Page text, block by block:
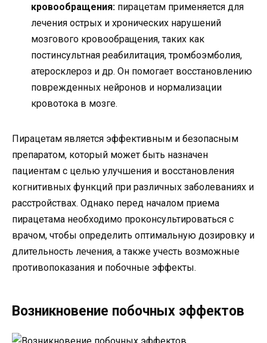
кровообращения: пирацетам применяется для
лечения острых и хронических нарушений
мозгового кровообращения, таких как
постинсультная реабилитация, тромбоэмболия,
атеросклероз и др. Он помогает восстановлению
поврежденных нейронов и нормализации
кровотока в мозге.
Пирацетам является эффективным и безопасным
препаратом, который может быть назначен
пациентам с целью улучшения и восстановления
когнитивных функций при различных заболеваниях и
расстройствах. Однако перед началом приема
пирацетама необходимо проконсультироваться с
врачом, чтобы определить оптимальную дозировку и
длительность лечения, а также учесть возможные
противопоказания и побочные эффекты.
Возникновение побочных эффектов